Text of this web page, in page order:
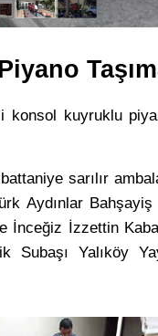
konsol kuyruklu
sarılır
Aydınlar
İnceğiz İzzettin
Subaşı Yalıköy